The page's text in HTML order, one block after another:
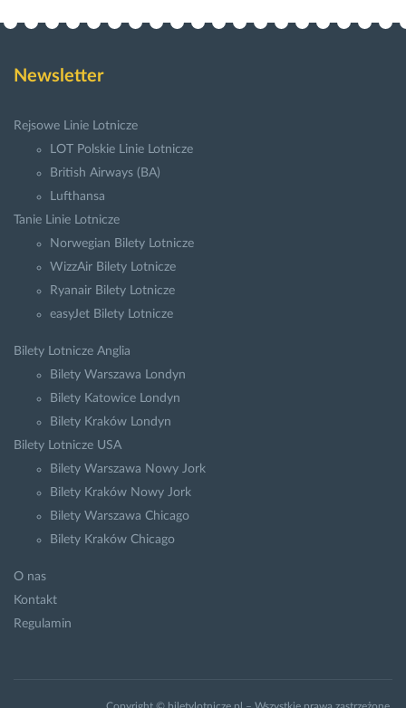
Newsletter
Rejsowe Linie Lotnicze
LOT Polskie Linie Lotnicze
British Airways (BA)
Lufthansa
Tanie Linie Lotnicze
Norwegian Bilety Lotnicze
WizzAir Bilety Lotnicze
Ryanair Bilety Lotnicze
easyJet Bilety Lotnicze
Bilety Lotnicze Anglia
Bilety Warszawa Londyn
Bilety Katowice Londyn
Bilety Kraków Londyn
Bilety Lotnicze USA
Bilety Warszawa Nowy Jork
Bilety Kraków Nowy Jork
Bilety Warszawa Chicago
Bilety Kraków Chicago
O nas
Kontakt
Regulamin